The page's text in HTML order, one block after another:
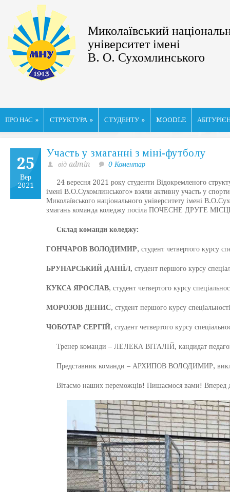
Миколаївський
університет імені
В. О. Сухомлинського
ПРО НАС » СТРУКТУРА » СТУДЕНТУ » MOODLE
25
Вер
2021
Участь у змаганні з міні-футболу
від admin 0 Коментар
24 вересня 2021 року студенти Відокремленого
імені В.О.Сухомлинського» взяли активну участь у
Миколаївського національного університету імені
змагань команда коледжу посіла ПОЧЕСНЕ ДРУГЕ
Склад команди коледжу:
ГОНЧАРОВ ВОЛОДИМИР, студент четвертого курсу
БРУНАРСЬКИЙ ДАНІЇЛ, студент першого курсу
КУКСА ЯРОСЛАВ, студент четвертого курсу
МОРОЗОВ ДЕНИС, студент першого курсу
ЧОБОТАР СЕРГІЙ, студент четвертого курсу
Тренер команди – ЛЕЛЕКА ВІТАЛІЙ, кандидат
Представник команди – АРХИПОВ ВОЛОДИМИР,
Вітаємо наших переможців! Пишаємося вами! Вперед